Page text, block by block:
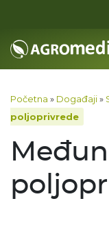
Početna » Događaji»
poljoprivrede